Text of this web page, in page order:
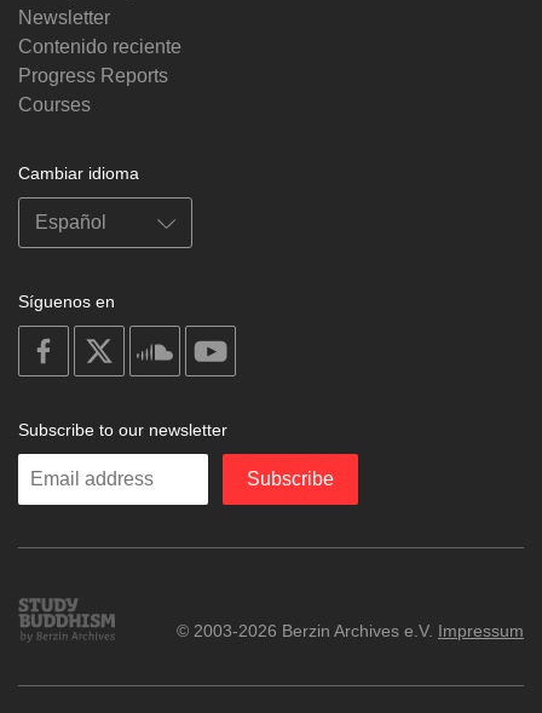
Newsletter
Contenido reciente
Progress Reports
Courses
Cambiar idioma
Síguenos en
on
facebook
soundcloud
Subscribe to our newsletter
Enter
Subscribe
Study
Buddhism
© 2003-2026 Berzin Archives e.V. Impressum